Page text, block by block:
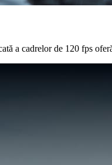
a cadrelor de 120 fps